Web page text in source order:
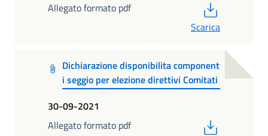
Allegato formato pdf
Scarica
Dichiarazione disponibilita component
i seggio per elezione direttivi Comitati
30-09-2021
Allegato formato pdf